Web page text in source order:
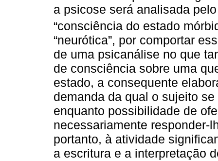
a psicose será analisada
“consciência do estado
“neurótica”, por comportar
de uma psicanálise no que
de consciência sobre uma
estado, a consequente
demanda da qual o sujeito
enquanto possibilidade de
necessariamente responder-
portanto, à atividade
a escritura e a interpretação